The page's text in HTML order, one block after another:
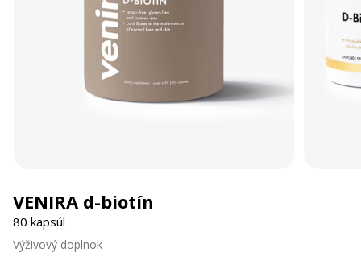
VENIRA d-biotín
80 kapsúl
Výživový doplnok